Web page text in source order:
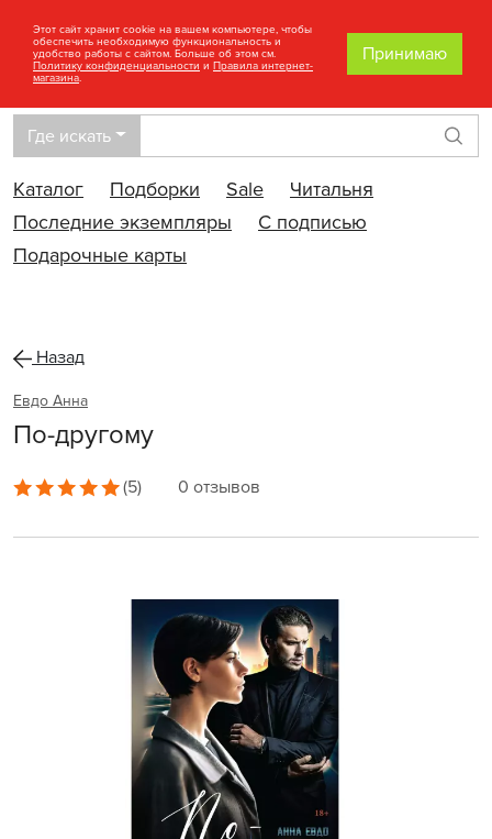
Где искать
Каталог
Подборки Sale
Читальня
Последние экземпляры
С подписью
Подарочные карты
Назад
Евдо Анна
По-другому
(5) 0 отзывов
Этот сайт хранит cookie на вашем компьютере, чтобы
обеспечить необходимую функциональность и
удобство работы с сайтом. Больше об этом см.
Политику конфиденциальности и Правила интернет-
магазина.
Принимаю